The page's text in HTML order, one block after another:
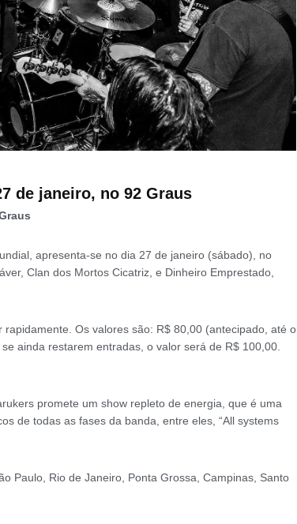
de janeiro, no 92 Graus
apresenta-se no dia 27 de janeiro (sábado), no
Clan dos Mortos Cicatriz, e Dinheiro Emprestado,
Os valores são: R$ 80,00 (antecipado, até o
ainda restarem entradas, o valor será de R$ 100,00.
promete um show repleto de energia, que é uma
de todas as fases da banda, entre eles, “All systems
Paulo, Rio de Janeiro, Ponta Grossa, Campinas, Santo